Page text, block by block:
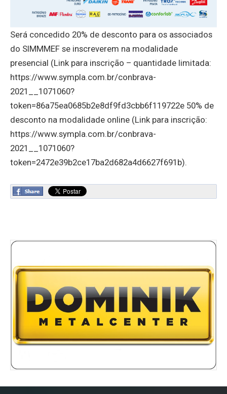
Será concedido 20% de desconto para os associados
do SIMMMEF se inscreverem na modalidade
presencial (Link para inscrição – quantidade limitada:
https://www.sympla.com.br/conbrava-
2021__1071060?
token=86a75ea0685b2e8df9fd3cbb6f119722e 50% de
desconto na modalidade online (Link para inscrição:
https://www.sympla.com.br/conbrava-
2021__1071060?
token=2472e39b2ce17ba2d682a4d6627f691b).